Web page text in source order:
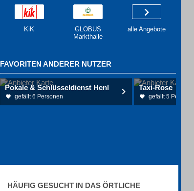
KiK
GLOBUS
Markthalle
alle Angebote
FAVORITEN ANDERER NUTZER
Pokale & Schlüsseldienst Henl
gefällt 6 Personen
Taxi-Rose
gefällt 5 Personen
HÄUFIG GESUCHT IN DAS ÖRTLICHE